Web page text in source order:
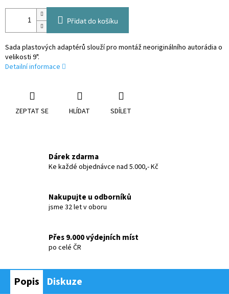
Přidat do košíku
Sada plastových adaptérů slouží pro montáž neoriginálního autorádia o
velikosti 9".
Detailní informace
ZEPTAT SE HLÍDAT SDÍLET
Dárek zdarma
Ke každé objednávce nad 5.000,- Kč
Nakupujte u odborníků
jsme 32 let v oboru
Přes 9.000 výdejních míst
po celé ČR
Popis Diskuze